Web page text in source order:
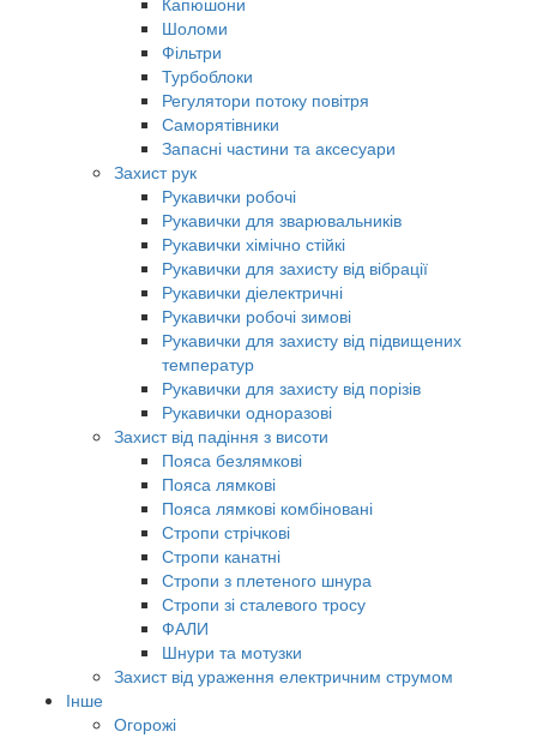
Шоломи
Фільтри
Турбоблоки
Регулятори потоку повітря
Саморятівники
Запасні частини та аксесуари
Захист рук
Рукавички робочі
Рукавички для зварювальників
Рукавички хімічно стійкі
Рукавички для захисту від вібрації
Рукавички діелектричні
Рукавички робочі зимові
Рукавички для захисту від підвищених
температур
Рукавички для захисту від порізів
Рукавички одноразові
Захист від падіння з висоти
Пояса безлямкові
Пояса лямкові
Пояса лямкові комбіновані
Стропи стрічкові
Стропи канатні
Стропи з плетеного шнура
Стропи зі сталевого тросу
ФАЛИ
Шнури та мотузки
Захист від ураження електричним струмом
Інше
Огорожі